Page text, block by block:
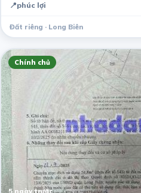
📍phúc lợi
Đất riêng · Long Biên
Chính chủ
5 ngày trước